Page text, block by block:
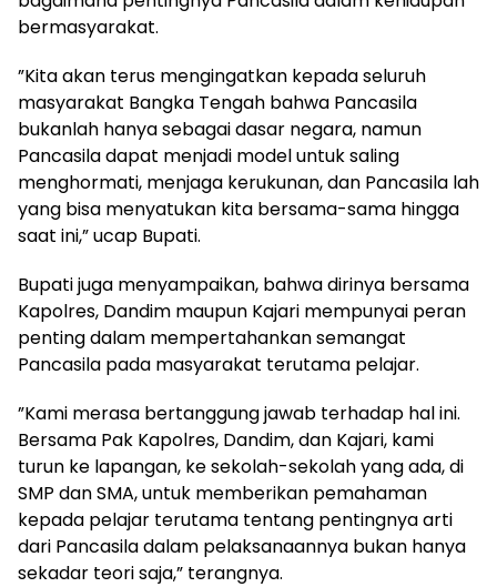
bermasyarakat.
‎”Kita akan terus mengingatkan kepada seluruh
masyarakat Bangka Tengah bahwa Pancasila
bukanlah hanya sebagai dasar negara, namun
Pancasila dapat menjadi model untuk saling
menghormati, menjaga kerukunan, dan Pancasila lah
yang bisa menyatukan kita bersama-sama hingga
saat ini,” ucap Bupati.
‎Bupati juga menyampaikan, bahwa dirinya bersama
Kapolres, Dandim maupun Kajari mempunyai peran
penting dalam mempertahankan semangat
Pancasila pada masyarakat terutama pelajar.
‎”Kami merasa bertanggung jawab terhadap hal ini.
Bersama Pak Kapolres, Dandim, dan Kajari, kami
turun ke lapangan, ke sekolah-sekolah yang ada, di
SMP dan SMA, untuk memberikan pemahaman
kepada pelajar terutama tentang pentingnya arti
dari Pancasila dalam pelaksanaannya bukan hanya
sekadar teori saja,” terangnya.